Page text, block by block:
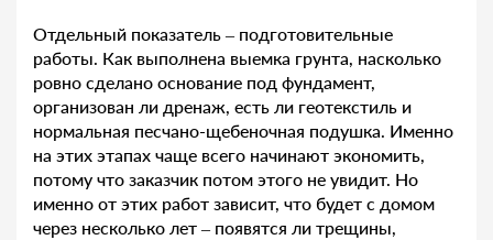
Отдельный показатель – подготовительные
работы. Как выполнена выемка грунта, насколько
ровно сделано основание под фундамент,
организован ли дренаж, есть ли геотекстиль и
нормальная песчано-щебеночная подушка. Именно
на этих этапах чаще всего начинают экономить,
потому что заказчик потом этого не увидит. Но
именно от этих работ зависит, что будет с домом
через несколько лет – появятся ли трещины,